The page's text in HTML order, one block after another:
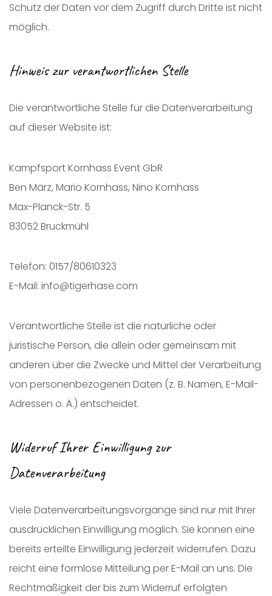
Schutz der Daten vor dem Zugriff durch Dritte ist nicht
möglich.
Hinweis zur verantwortlichen Stelle
Die verantwortliche Stelle für die Datenverarbeitung
auf dieser Website ist:
Kampfsport Kornhass Event GbR
Ben März, Mario Kornhass, Nino Kornhass
Max-Planck-Str. 5
83052 Bruckmühl
Telefon: 0157/80610323
E-Mail: info@tigerhase.com
Verantwortliche Stelle ist die natürliche oder
juristische Person, die allein oder gemeinsam mit
anderen über die Zwecke und Mittel der Verarbeitung
von personenbezogenen Daten (z. B. Namen, E-Mail-
Adressen o. Ä.) entscheidet.
Widerruf Ihrer Einwilligung zur
Datenverarbeitung
Viele Datenverarbeitungsvorgänge sind nur mit Ihrer
ausdrücklichen Einwilligung möglich. Sie können eine
bereits erteilte Einwilligung jederzeit widerrufen. Dazu
reicht eine formlose Mitteilung per E-Mail an uns. Die
Rechtmäßigkeit der bis zum Widerruf erfolgten